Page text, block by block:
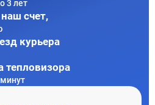
3 лет
счет,
курьера
тепловизора
минут